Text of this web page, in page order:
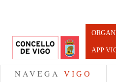
APP
NAVEGA VIGO